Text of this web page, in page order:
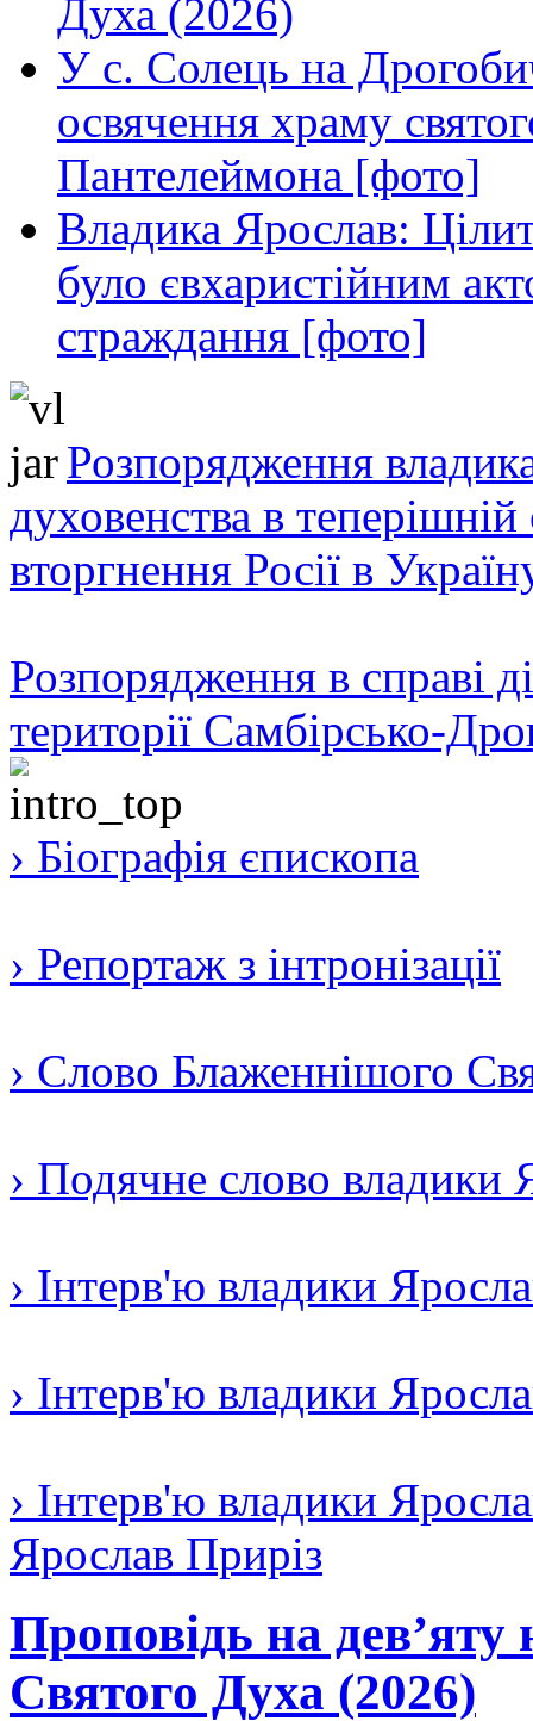
Духа (2026)
У с. Солець на
освячення храму
Пантелеймона [фото]
Владика Ярослав:
було євхаристійним
страждання [фото]
Розпорядження
духовенства в теперішній
вторгнення Росії в
Розпорядження в справі
території Самбірсько-
› Біографія єпископа
› Репортаж з інтронізації
› Слово Блаженнішого
› Подячне слово владики
› Інтерв'ю владики
› Інтерв'ю владики
› Інтерв'ю владики
Ярослав Приріз
Проповідь на дев’яту
Святого Духа (2026)